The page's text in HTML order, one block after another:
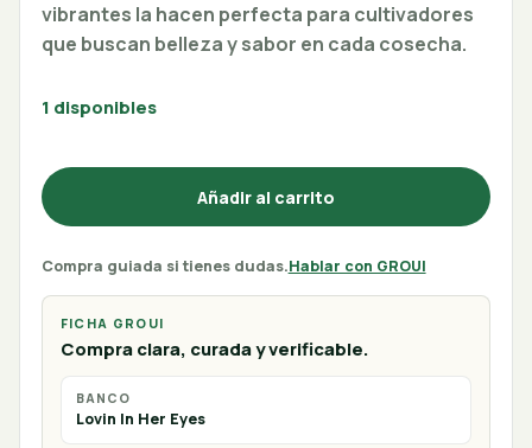
vibrantes la hacen perfecta para cultivadores
que buscan belleza y sabor en cada cosecha.
1 disponibles
Añadir al carrito
Compra guiada si tienes dudas.Hablar con GROUI
FICHA GROUI
Compra clara, curada y verificable.
BANCO
Lovin In Her Eyes